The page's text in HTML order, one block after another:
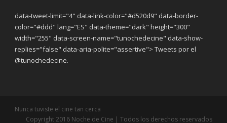
data-tweet-limit="4" data-link-color="#d520d9" data-border-
color="#ddd" lang="ES" data-theme="dark" height="300"
width="255" data-screen-name="tunochedecine" data-show-
replies="false" data-aria-polite="assertive"> Tweets por el
@tunochedecine.
Nunca tuviste el cine tan cerca
Copyright 2016 Noche de Cine | Todos los derechos reservados